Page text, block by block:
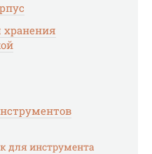
для инструмента